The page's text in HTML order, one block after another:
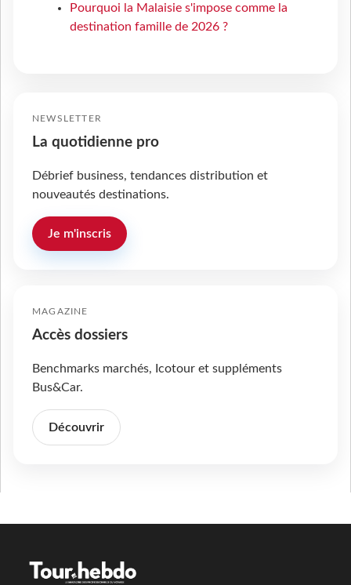
Pourquoi la Malaisie s'impose comme la
destination famille de 2026 ?
NEWSLETTER
La quotidienne pro
Débrief business, tendances distribution et
nouveautés destinations.
Je m'inscris
MAGAZINE
Accès dossiers
Benchmarks marchés, Icotour et suppléments
Bus&Car.
Découvrir